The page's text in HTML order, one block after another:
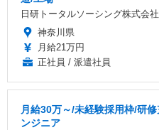
日研トータルソーシング株式会社
神奈川県
月給21万円
正社員 / 派遣社員
月給30万～/未経験採用枠/研
ンジニア